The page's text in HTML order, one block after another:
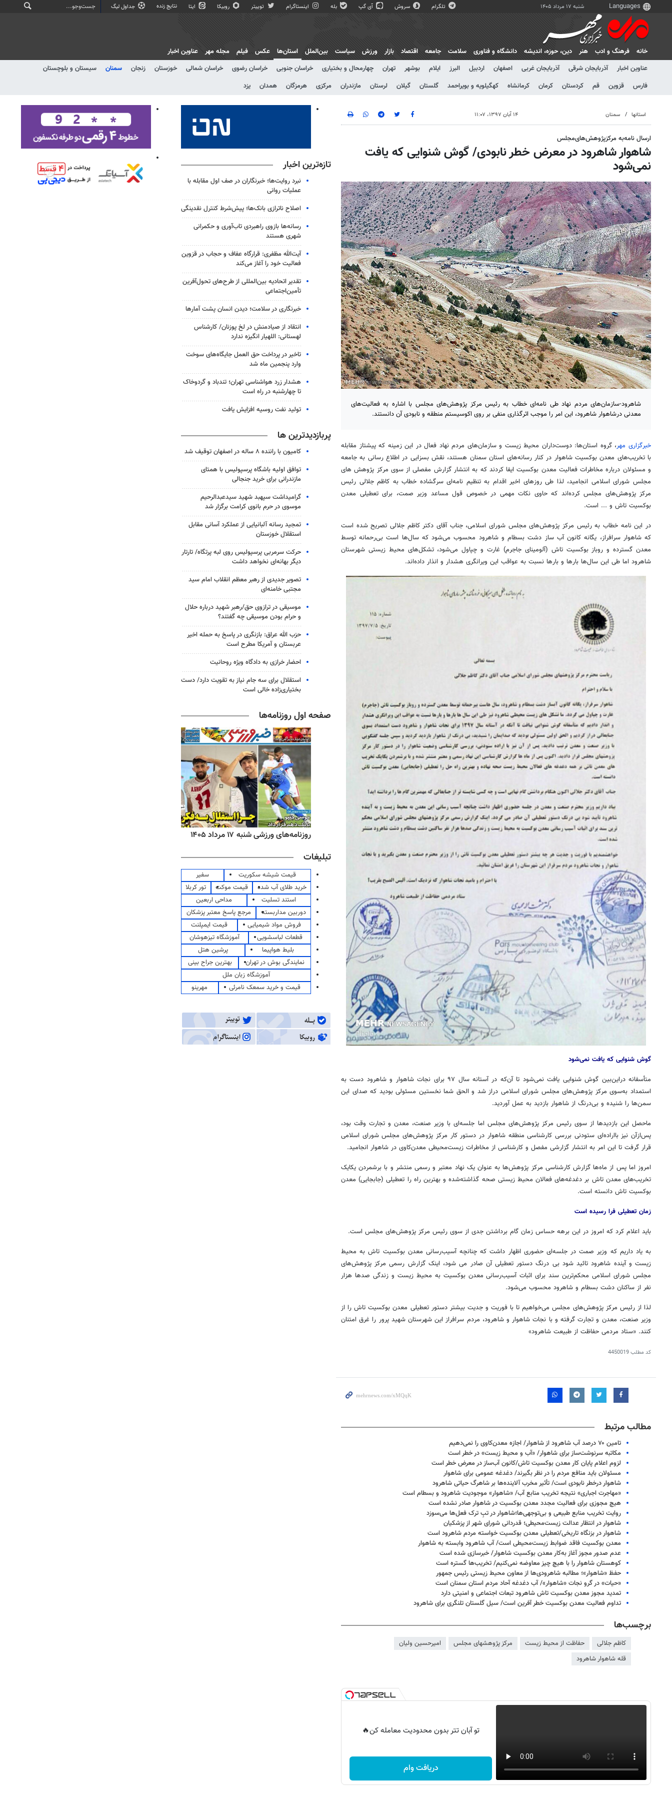
شنبه ۱۷ مرداد ۱۴۰۵ تلگرام سروش آی گپ بله اینستاگرام توییتر روبیکا ایتا نتایج زنده جداول لیگ
خانه فرهنگ و ادب هنر دين، حوزه، انديشه دانشگاه و فناوری سلامت جامعه اقتصاد بازار ورزش سیاست بین‌الملل
استان‌ها
عناوین اخبار
آذربایجان شرقی آذربایجان غربی اصفهان اردبیل البرز ایلام بوشهر تهران چهارمحال و بختیاری خراسان جنوبی خراسان رضوی خراسان شمالی خوزستان زنجان سمنان
سیستان و بلوچستان
فارس
قزوین قم کردستان کرمان کرمانشاه کهگیلویه و بویراحمد گلستان گیلان لرستان مازندران مرکزی هرمزگان همدان یزد
عکس فیلم مجله مهر عناوین اخبار
استانها سمنان ۱۴ آبان ۱۳۹۷، ۱۱:۰۷
ارسال نامه‌به مرکزپژوهش‌های‌مجلس
شاهوار شاهرود در معرض خطر نابودی/ گوش شنوایی که یافت
نمی‌شود
شاهرود-سازمان‌های مردم نهاد طی نامه‌ای خطاب به رئیس مرکز پژوهش‌های مجلس با اشاره به فعالیت‌های
معدنی درشاهوار شاهرود، این امر را موجب اثرگذاری منفی بر روی اکوسیستم منطقه و نابودی آن دانستند.
خبرگزاری مهر، گروه استان‌ها: دوست‌داران محیط زیست و سازمان‌های مردم نهاد فعال در این زمینه که پیشتاز مقابله
با تخریب‌های معدن بوکسیت شاهوار در کنار رسانه‌های استان سمنان هستند، نقش بسزایی در اطلاع رسانی به جامعه
و مسئولان درباره مخاطرات فعالیت معدن بوکسیت ایفا کردند که به انتشار گزارش مفصلی از سوی مرکز پژوهش های
مجلس شورای اسلامی انجامید، لذا طی روزهای اخیر اقدام به تنظیم نامه‌ای سرگشاده خطاب به کاظم جلالی رئیس
مرکز پژوهش‌های مجلس کرده‌اند که حاوی نکات مهمی در خصوص قول مساعد وزیر صمت، برای تعطیلی معدن
بوکسیت تاش و ... است.
در این نامه خطاب به رئیس مرکز پژوهش‌های مجلس شورای اسلامی، جناب آقای دکتر کاظم جلالی تصریح شده است
که شاهوار سرافراز، یگانه کانون آب ساز دشت بسطام و شاهرود محسوب می‌شود که سال‌ها است بی‌رحمانه توسط
معدن گسترده و روباز بوکسیت تاش (آلومینای جاجرم) غارت و چپاول می‌شود، تشکل‌های محیط زیستی شهرستان
شاهرود اما طی این سال‌ها بارها و بارها نسبت به عواقب این ویرانگری هشدار و انذار داده‌اند.
گوش شنوایی که یافت نمی‌شود
متأسفانه دراین‌بین گوش شنوایی یافت نمی‌شود تا آن‌که در آستانه سال ۹۷ برای نجات شاهوار و شاهرود دست به
استمداد به‌سوی مرکز پژوهش‌های مجلس شورای اسلامی دراز شد و الحق شما نخستین مسئولی بودید که صدای این
سمن‌ها را شنیده و بی‌درنگ از شاهوار بازدید به عمل آوردید.
ماحصل این بازدیدها از سوی رئیس مرکز پژوهش‌های مجلس اما جلسه‌ای با وزیر صنعت، معدن و تجارت وقت بود،
پس‌ازآن نیز بااراده‌ای ستودنی بررسی کارشناسی منطقه شاهوار در دستور کار مرکز پژوهش‌های مجلس شورای اسلامی
قرار گرفت تا این امر به انتشار گزارشی مفصل و کارشناسی از مخاطرات زیست‌محیطی معدن‌کاوی در شاهوار انجامید.
امروز اما پس از ماه‌ها گزارش کارشناسی مرکز پژوهش‌ها به عنوان یک نهاد معتبر و رسمی منتشر و با برشمردن یکایک
تخریب‌های معدن تاش بر دغدغه‌های فعالان محیط زیستی صحه گذاشته‌شده و بهترین راه را تعطیلی (جابجایی) معدن
بوکسیت تاش دانسته است.
زمان تعطیلی فرا رسیده است
باید اعلام کرد که امروز در این برهه حساس زمان گام برداشتن جدی از سوی رئیس مرکز پژوهش‌های مجلس است.
به یاد داریم که وزیر صمت در جلسه‌ای حضوری اظهار داشت که چنانچه آسیب‌رسانی معدن بوکسیت تاش به محیط
زیست و آینده شاهرود تائید شود بی درنگ دستور تعطیلی آن صادر می شود، اینک گزارش رسمی مرکز پژوهش‌های
مجلس شورای اسلامی محکم‌ترین سند برای اثبات آسیب‌رسانی معدن بوکسیت به محیط زیست و زندگی صدها هزار
نفر از ساکنان دشت بسطام و شاهرود محسوب می‌شود.
لذا از رئیس مرکز پژوهش‌های مجلس می‌خواهیم تا با فوریت و جدیت بیشتر دستور تعطیلی معدن بوکسیت تاش را از
وزیر صنعت، معدن و تجارت گرفته و با نجات شاهوار و شاهرود، مردم سرافراز این شهرستان شهید پرور را غرق امتنان
کنند. «ستاد مردمی حفاظت از طبیعت شاهرود»
کد مطلب4450019
مطالب مرتبط
تامین ۷۰ درصد آب شاهرود از شاهوار/ اجازه معدن‌کاوی را نمی‌دهیم
مکاتبه سرنوشت‌ساز برای شاهوار/ «آب و محیط زیست» در خطر است
لزوم اعلام پایان کار معدن بوکسیت تاش/کانون آب‌ساز در معرض خطر است
مسئولان باید منافع مردم را در نظر بگیرند/ دغدغه عمومی برای شاهوار
شاهوار درخطر نابودی است/ تأثیر مخرب آلاینده‌ها بر شاهرگ‌ حیاتی شاهرود
«مهاجرت اجباری» نتیجه تخریب منابع آب/ «شاهوار» موجودیت شاهرود و بسطام است
هیچ مجوزی برای فعالیت مجدد معدن بوکسیت در شاهوار صادر نشده است
روایت تخریب منابع طبیعی و بی‌توجهی‌ها؛شاهوار در تبِ ترک فعل‌ها می‌سوزد
شاهوار در انتظار عدالت زیست‌محیطی؛ قدردانی شورای شهر از پزشکیان
شاهوار در بزنگاه تاریخی/تعطیلی معدن بوکسیت خواسته مردم شاهرود است
معدن بوکسیت فاقد ضوابط زیست‌محیطی است/ آب شاهرود وابسته به شاهوار
عدم صدور مجوز آغاز به‌کار معدن بوکسیت شاهوار/ خبرسازی شده است
کوهستان شاهوار را با هیچ چیز معاوضه نمی‌کنیم/ تخریب‌ها گستره است
حفظ «شاهوار»؛ مطالبه شاهرودی‌ها از معاون محیط زیستی رئیس جمهور
«حیات» در گرو نجات «شاهوار»/ آب دغدغه آحاد مردم استان سمنان است
تمدید مجوز معدن بوکسیت تاش شاهرود تبعات اجتماعی و امنیتی دارد
تداوم فعالیت معدن بوکسیت خطر آفرین است/ سیل گلستان تلنگری برای شاهرود
برچسب‌ها
کاظم جلالی حفاظت از محیط زیست مرکز پژوهشهای مجلس
امیرحسین ولیان
قله شاهوار شاهرود
تو آبان تتر بدون محدودیت معامله کن🔥
دریافت وام
تازه‌ترین اخبار
نبرد روایت‌ها؛ خبرنگاران در صف اول مقابله با
عملیات روانی
اصلاح ناترازی بانک‌ها؛ پیش‌شرط کنترل نقدینگی
رسانه‌ها بازوی راهبردی تاب‌آوری و حکمرانی
شهری هستند
آیت‌الله مظفری: قرارگاه عفاف و حجاب در قزوین
فعالیت خود را آغاز می‌کند
تقدیر اتحادیه بین‌المللی از طرح‌های تحول‌آفرین
تأمین‌اجتماعی
خبرنگاری در سلامت؛ دیدن انسان پشت آمارها
انتقاد از صیادمنش در لخ پوزنان/ کارشناس
لهستانی: اللهیار انگیزه ندارد
تاخیر در پرداخت حق العمل جایگاه‌های سوخت
وارد پنجمین ماه شد
هشدار زرد هواشناسی تهران؛ تندباد و گردوخاک
تا چهارشنبه در راه است
تولید نفت روسیه افزایش یافت
پربازدیدترین ها
کامیون با راننده ۸ ساله در اصفهان توقیف شد
توافق اولیه باشگاه پرسپولیس با همتای
مازندرانی برای خرید جنجالی
گرامیداشت سپهبد شهید سیدعبدالرحیم
موسوی در حرم بانوی کرامت برگزار شد
تمجید رسانه آلبانیایی از عملکرد آسانی مقابل
استقلال خوزستان
حرکت سرمربی پرسپولیس روی لبه پرتگاه/ تارتار
دیگر بهانه‌ای نخواهد داشت
تصویر جدیدی از رهبر معظم انقلاب امام سید
مجتبی خامنه‌ای
موسیقی در ترازوی حق/رهبر شهید درباره حلال
و حرام بودن موسیقی چه گفتند؟
حزب الله عراق: بازنگری در پاسخ به حمله اخیر
عربستان و آمریکا مطرح است
احضار خرازی به دادگاه ویژه روحانیت
استقلال برای سه جام نیاز به تقویت دارد/ دست
بختیاری‌زاده خالی است
صفحه اول روزنامه‌ها
روزنامه‌های اقتصادی شنبه ۱۷ مرداد ۱۴۰۵ روزنامه‌های ورزشی شنبه ۱۷ مرداد ۱۴۰۵ روزنامه‌های صبح شنبه ۱۷ مرداد ۱۴۰۵
تبلیغات
قیمت شیشه سکوریت
سفیر
خرید طلای آب شده
قیمت موکت
تور کربلا
استند تسلیت
مداحی اربعین
دوربین مداربسته
مرجع پاسخ معتبر پزشکان
فروش مواد شیمیایی
قیمت ایمپلنت
قطعات لباسشویی
آموزشگاه تیزهوشان
بلیط هواپیما
پرشین هتل
نمایندگی بوش در تهران
بهترین جراح بینی
آموزشگاه زبان ملل
قیمت و خرید سمعک نامرئی
مهرینو